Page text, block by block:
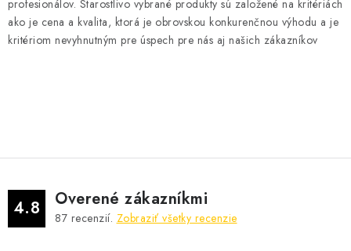
profesionálov. Starostlivo vybrané produkty sú založené na kritériách
ako je cena a kvalita, ktorá je obrovskou konkurenčnou výhodu a je
kritériom nevyhnutným pre úspech pre nás aj našich zákazníkov
4.8 Overené zákazníkmi
87 recenzií. Zobraziť všetky recenzie